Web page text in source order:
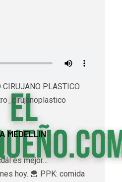
CIRUJANO PLASTICO
MEDELLIN
es mejor…
hoy. 🍟 PPK: comida